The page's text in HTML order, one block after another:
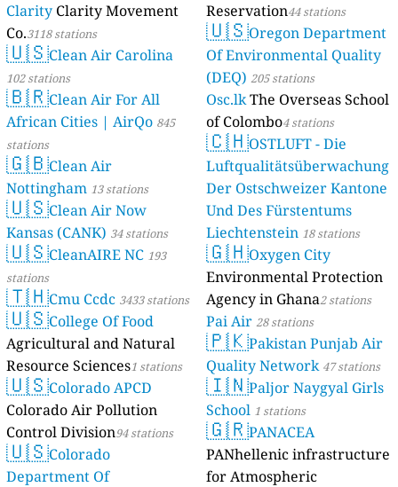
Clarity Clarity Movement
Co.3118 stations
🇺🇸Clean Air Carolina
102 stations
🇧🇷Clean Air For All
African Cities | AirQo 845
stations
🇬🇧Clean Air
Nottingham 13 stations
🇺🇸Clean Air Now
Kansas (CANK) 34 stations
🇺🇸CleanAIRE NC 193
stations
🇹🇭Cmu Ccdc 3433 stations
🇺🇸College Of Food
Agricultural and Natural
Resource Sciences1 stations
🇺🇸Colorado APCD
Colorado Air Pollution
Control Division94 stations
🇺🇸Colorado
Department Of
Reservation44 stations
🇺🇸Oregon Department
Of Environmental Quality
(DEQ) 205 stations
Osc.lkThe Overseas School
of Colombo4 stations
🇨🇭OSTLUFT - Die
Luftqualitätsüberwachung
Der Ostschweizer Kantone
Und Des Fürstentums
Liechtenstein 18 stations
🇬🇭Oxygen City
Environmental Protection
Agency in Ghana2 stations
Pai Air 28 stations
🇵🇰Pakistan Punjab Air
Quality Network 47 stations
🇮🇳Paljor Naygyal Girls
School 1 stations
🇬🇷PANACEA
PANhellenic infrastructure
for Atmospheric